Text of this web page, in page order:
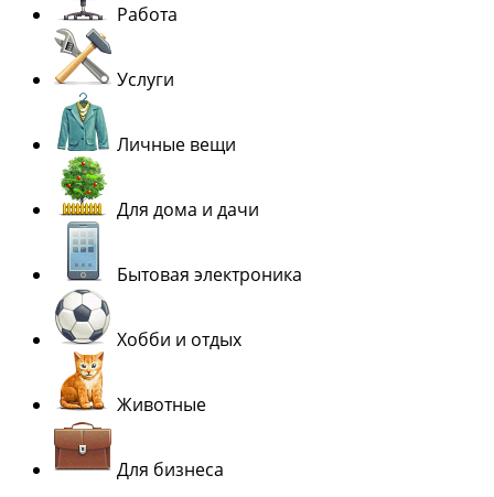
Работа
Услуги
Личные вещи
Для дома и дачи
Бытовая электроника
Хобби и отдых
Животные
Для бизнеса